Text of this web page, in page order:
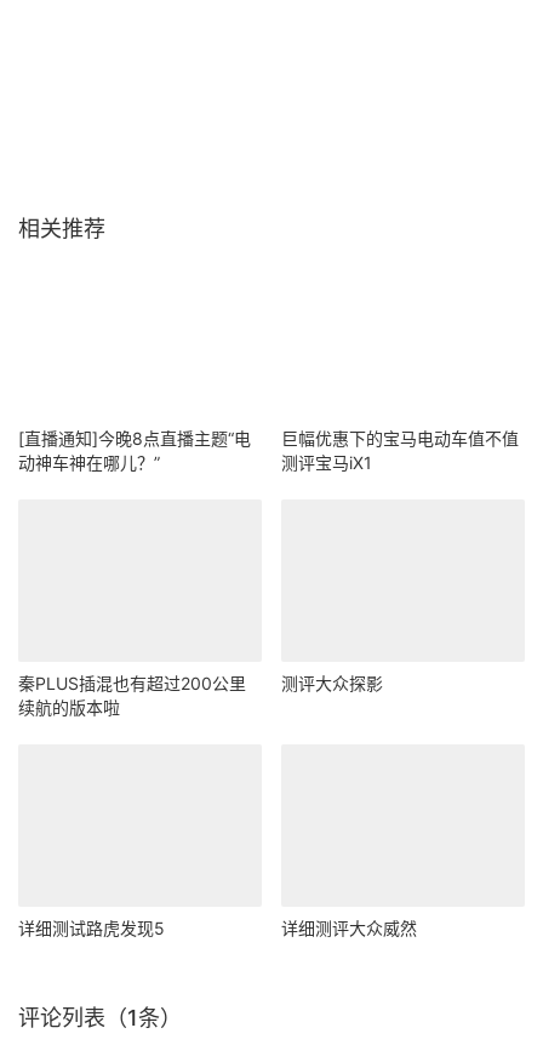
相关推荐
[直播通知]今晚8点直播主题“电
动神车神在哪儿？”
巨幅优惠下的宝马电动车值不值
测评宝马iX1
秦PLUS插混也有超过200公里
续航的版本啦
测评大众探影
详细测试路虎发现5 详细测评大众威然
评论列表（1条）